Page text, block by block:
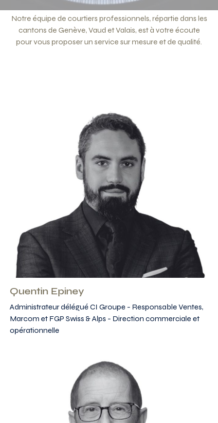
Notre équipe de courtiers professionnels, répartie dans les
cantons de Genève, Vaud et Valais, est à votre écoute
pour vous proposer un service sur mesure et de qualité.
Quentin Epiney
Administrateur délégué CI Groupe - Responsable Ventes,
Marcom et FGP Swiss & Alps - Direction commerciale et
opérationnelle